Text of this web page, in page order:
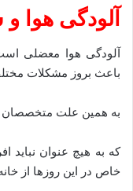
آلودگی هوا
آلودگی هوا معضلی
باعث بروز مشکلات
به همین علت متخصصان
که به هیچ عنوان نباید
خاص در این روز‌ها از